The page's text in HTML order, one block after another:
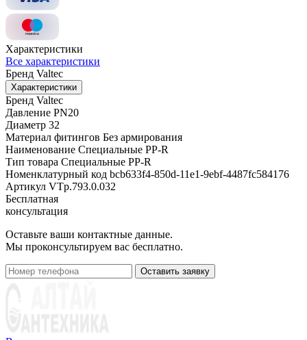
Характеристики
Все характеристики
Бренд Valtec
Характеристики
Бренд Valtec
Давление PN20
Диаметр 32
Материал фитингов Без армирования
Наименование Специальные PP-R
Тип товара Специальные PP-R
Номенклатурный код bcb633f4-850d-11e1-9ebf-4487fc584176
Артикул VTp.793.0.032
Бесплатная
консультация
Оставьте ваши контактные данные.
Мы проконсультируем вас бесплатно.
Оставить заявку